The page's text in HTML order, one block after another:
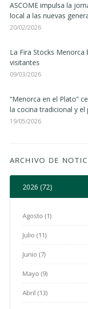
ASCOME impulsa la
local a las nuevas
20/02/2026
La Fira Stocks Menorca
visitantes
09/03/2026
“Menorca en el Plato”
la cocina tradicional y
19/05/2026
ARCHIVO DE
2026 (72)
Agosto (1)
Julio (11)
Junio (7)
Mayo (9)
Abril (13)